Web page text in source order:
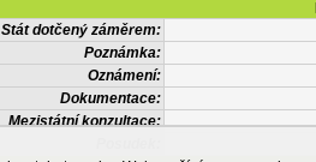
Stát dotčený záměrem:
Poznámka:
Oznámení:
Dokumentace:
Mezistátní konzultace: